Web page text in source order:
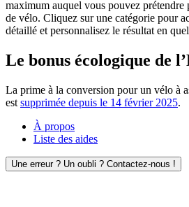
maximum auquel vous pouvez prétendre
de vélo. Cliquez sur une catégorie pour
détaillé et personnalisez le résultat en
Le bonus écologique de
La prime à la conversion pour un vélo à
est supprimée depuis le 14 février 2025.
À propos
Liste des aides
Une erreur ? Un oubli ? Contactez-nous !